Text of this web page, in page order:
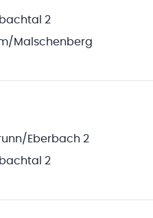
2
Malschenberg
Eberbach 2
2